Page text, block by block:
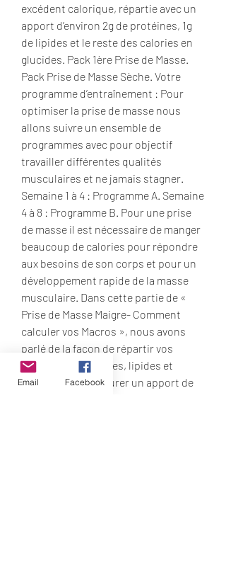
excédent calorique, répartie avec un
apport d’environ 2g de protéines, 1g
de lipides et le reste des calories en
glucides. Pack 1ère Prise de Masse.
Pack Prise de Masse Sèche. Votre
programme d’entraînement : Pour
optimiser la prise de masse nous
allons suivre un ensemble de
programmes avec pour objectif
travailler différentes qualités
musculaires et ne jamais stagner.
Semaine 1 à 4 : Programme A. Semaine
4 à 8 : Programme B. Pour une prise
de masse il est nécessaire de manger
beaucoup de calories pour répondre
aux besoins de son corps et pour un
développement rapide de la masse
musculaire. Dans cette partie de «
Prise de Masse Maigre- Comment
calculer vos Macros », nous avons
parlé de la façon de répartir vos
apports en protéines, lipides et
glucides afin d’assurer un apport de
Email Facebook